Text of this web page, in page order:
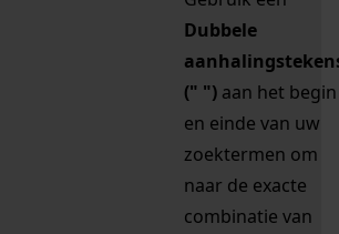
Dubbele
(" ") aan het begin
en einde van uw
zoektermen om
naar de exacte
combinatie van